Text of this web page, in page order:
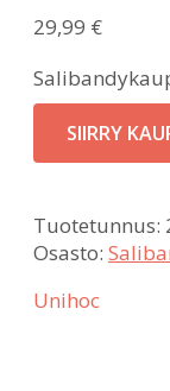
29,99 €
SIIRRY
Tuotetunnus:
Osasto:
Unihoc